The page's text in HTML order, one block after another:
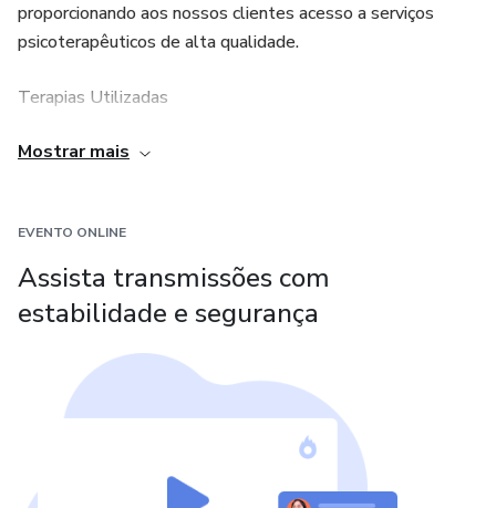
proporcionando aos nossos clientes acesso a serviços
psicoterapêuticos de alta qualidade.
Terapias Utilizadas
Psicoterapia Sistémica;
Desenvolvimento de Mentalidade de Crescimento;
Programação Neurolinguística;
Reiki Essencial;
Atenção Plena (Mindfulness);
Mostrar mais
EVENTO ONLINE
Assista transmissões com
estabilidade e segurança